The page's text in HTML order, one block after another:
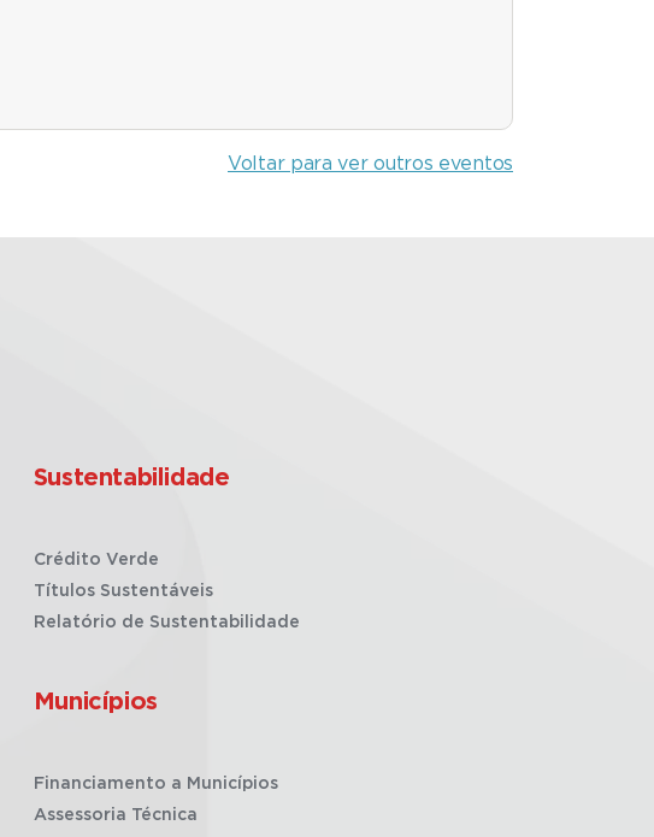
Voltar para ver outros eventos
Sustentabilidade
Crédito Verde
Títulos Sustentáveis
Relatório de Sustentabilidade
Municípios
Financiamento a Municípios
Assessoria Técnica